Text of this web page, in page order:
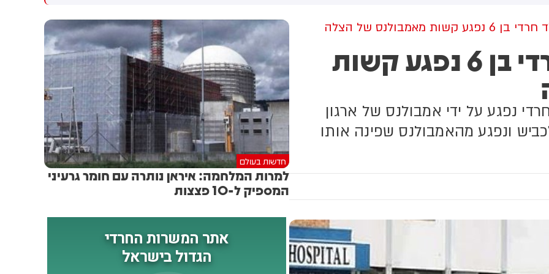
הבוקר בשכונת בקעה בירושלים
בזמן מעבר בהורמוז, שלושה
מהם במהלך השבוע
מאמבולנס של הצלה
נאבק על חייו: ילד חרדי בן 6 נפגע קשות
נפגע על ידי אמבולנס של ארגון
רץ לכביש ונפגע מהאמבולנס שפינה אותו
חדשות בעולם
למרות המלחמה: איראן נותרה עם חומר גרעיני
המספיק ל-10 פצצות